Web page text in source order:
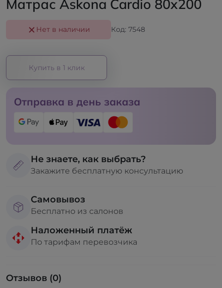
Матрас Askona Cardio 80x200
Нет в наличии Код: 7548
Купить в 1 клик
Отправка в день заказа
Не знаете, как выбрать?
Закажите бесплатную консультацию
Самовывоз
Бесплатно из салонов
Наложенный платёж
По тарифам перевозчика
Отзывов (0)